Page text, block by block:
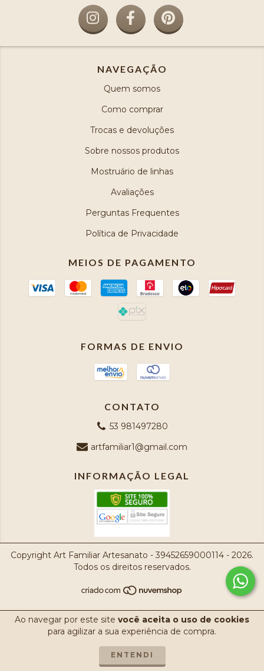
Ao navegar por este site você aceita o uso de cookies
para agilizar a sua experiência de compra.
ENTENDI
NAVEGAÇÃO
Quem somos
Como comprar
Trocas e devoluções
Sobre nossos produtos
Mostruário de linhas
Avaliações
Perguntas Frequentes
Política de Privacidade
MEIOS DE PAGAMENTO
FORMAS DE ENVIO
CONTATO
53 981497280
artfamiliar1@gmail.com
INFORMAÇÃO LEGAL
Copyright Art Familiar Artesanato - 39452659000114 - 2026.
Todos os direitos reservados.